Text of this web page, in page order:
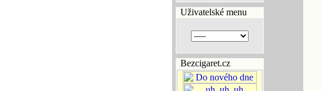
Uživatelské menu
Bezcigaret.cz